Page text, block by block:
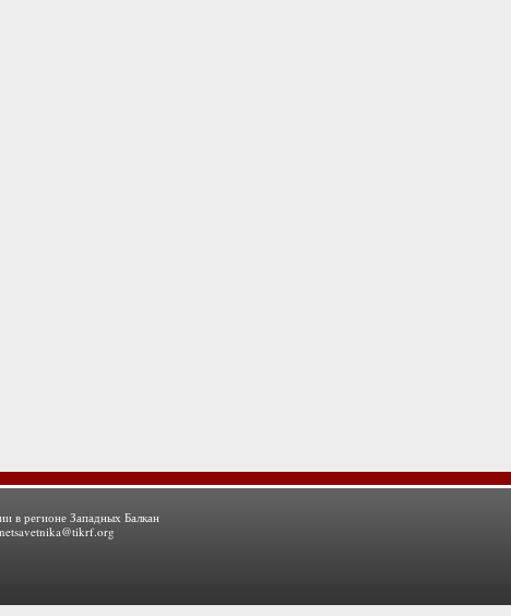
в регионе Западных Балкан